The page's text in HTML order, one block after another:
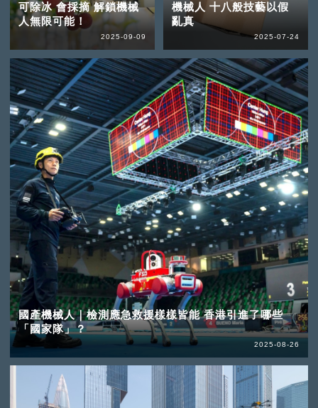
可除冰 會採摘 解鎖機械
人無限可能！
2025-09-09
國產機械人｜檢測應急救援樣樣皆能 香港引進了哪些
「國家隊」？
2025-08-26
機械人 十八般技藝以假
亂真
2025-07-24